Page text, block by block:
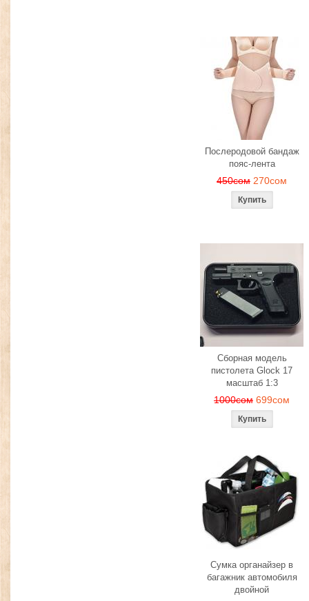
Послеродовой бандаж
пояс-лента
450сом 270сом
Сборная модель
пистолета Glock 17
масштаб 1:3
1000сом 699сом
Сумка органайзер в
багажник автомобиля
двойной